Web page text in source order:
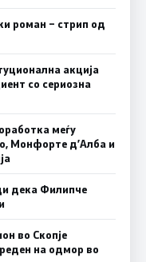
роман – стрип од
акција
со сериозна
меѓу
Монфорте д’Алба и
дека Филипче
во Скопје
на одмор во